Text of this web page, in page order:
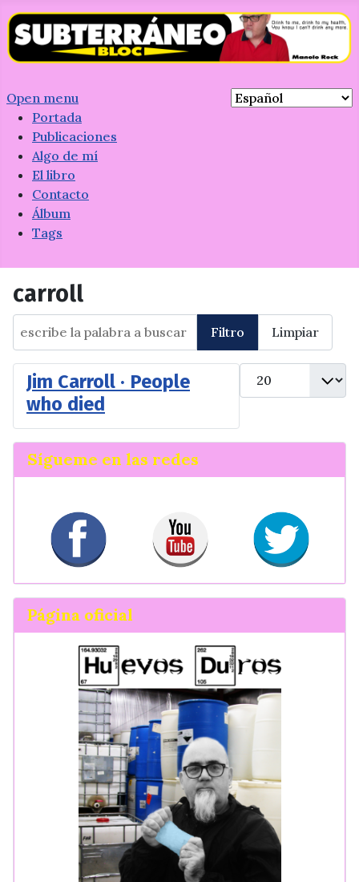
Open menu
Portada
Publicaciones
Algo de mí
El libro
Contacto
Álbum
Tags
carroll
Filtro Limpiar
Jim Carroll · People
who died
Sígueme en las redes
Página oficial